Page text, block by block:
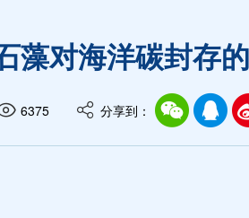
藻对海洋碳封存
6375 分享到：